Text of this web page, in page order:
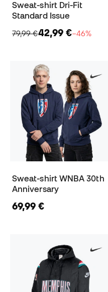
Sweat-shirt Dri-Fit
Standard Issue
79,99 €42,99 €−46%
Sweat-shirt WNBA 30th
Anniversary
69,99 €